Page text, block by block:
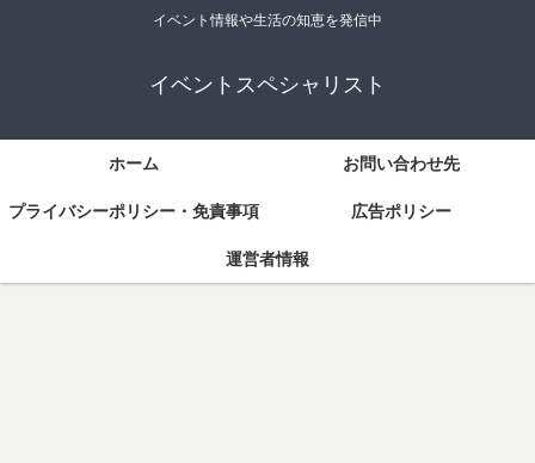
イベント情報や生活の知恵を発信中
イベントスペシャリスト
ホーム お問い合わせ先
プライバシーポリシー・免責事項 広告ポリシー
運営者情報